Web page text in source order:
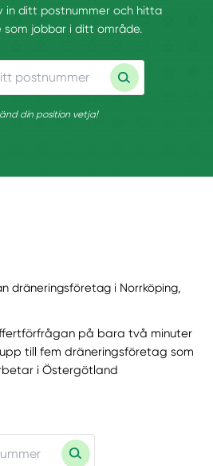
in ditt postnummer och hitta
som jobbar i ditt område.
din position vetja!
dräneringsföretag i Norrköping,
på bara två minuter
till fem dräneringsföretag som
i Östergötland